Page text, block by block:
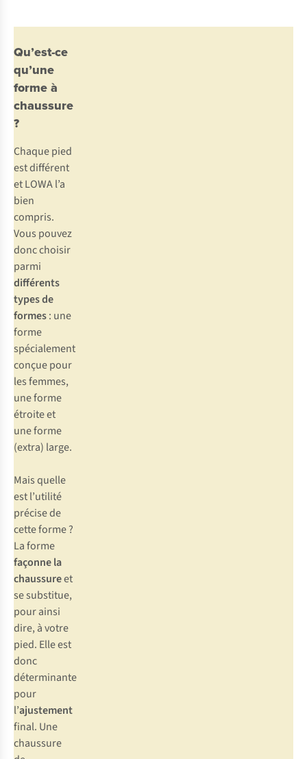
Qu’est-ce
qu’une
forme à
chaussure
?
Chaque pied
est différent
et LOWA l’a
bien
compris.
Vous pouvez
donc choisir
parmi
différents
types de
formes: une
forme
spécialement
conçue pour
les femmes,
une forme
étroite et
une forme
(extra) large.
Mais quelle
est l’utilité
précise de
cette forme ?
La forme
façonnela
chaussureet
se substitue,
pour ainsi
dire, à votre
pied. Elle est
donc
déterminante
pour
l’ajustement
final. Une
chaussure